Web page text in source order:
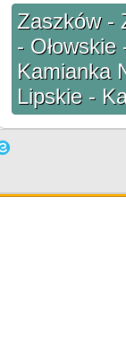
Zaszków -
-
Kamianka
Lipskie -